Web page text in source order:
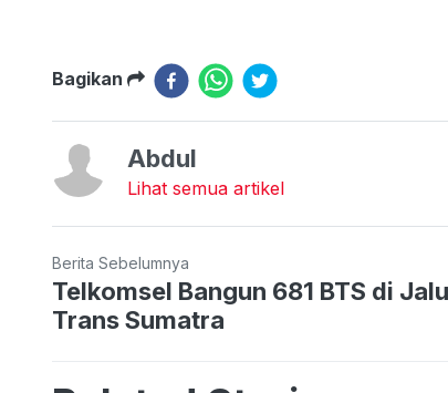
Bagikan
Abdul
Lihat semua artikel
Berita Sebelumnya
Telkomsel Bangun 681 BTS di
Trans Sumatra